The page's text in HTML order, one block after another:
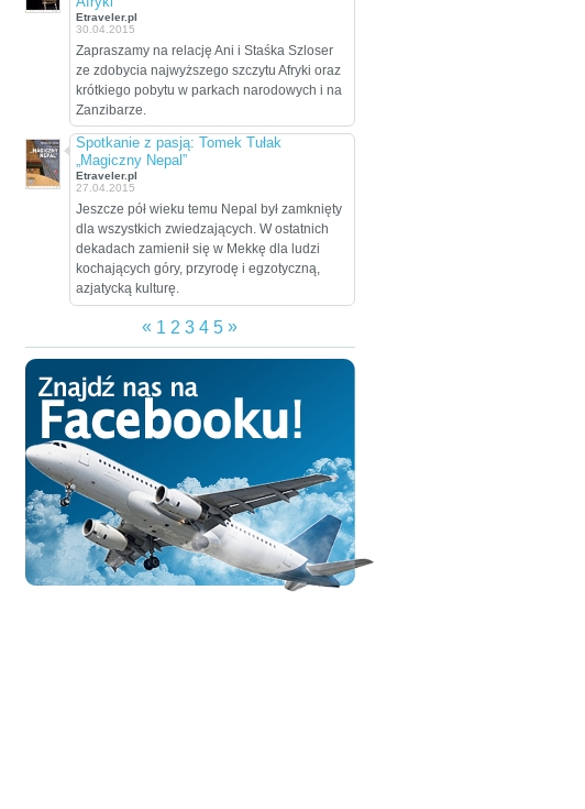
zamierzają przejechać
wzdłuż i wszerz w
trakcie dwumiesięcznej
Etraveler.pl
30.04.2015
Zapraszamy na relację Ani i Staśka Szloser
ze zdobycia najwyższego szczytu Afryki oraz
krótkiego pobytu w parkach narodowych i na
Zanzibarze.
Spotkanie z pasją: Tomek Tułak
„Magiczny Nepal”
Etraveler.pl
27.04.2015
Jeszcze pół wieku temu Nepal był zamknięty
dla wszystkich zwiedzających. W ostatnich
dekadach zamienił się w Mekkę dla ludzi
kochających góry, przyrodę i egzotyczną,
azjatycką kulturę.
« 1 2 3 4 5 »